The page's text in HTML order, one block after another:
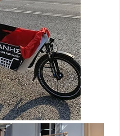
. Επίσης,
Δέσπος,Ελένη-Μαρία
Αχτσίογλου,που ανέλαβε
του.
στις… αποκαταστάσεις
αριθμός των μετακλητών και
που ανέλαβαν υπηρεσία στα
του υπουργείου Εργασίας.
του Π. Σκουρλέτη ειδικοί
Θεοδώρου, Ελεονώρα
Σούκαρα, Ευφροσύνη